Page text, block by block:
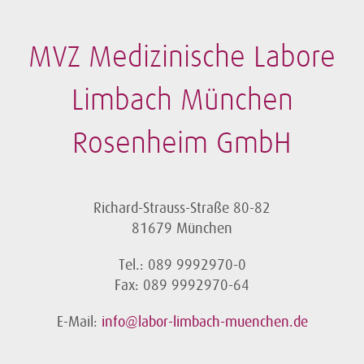
MVZ Medizinische Labore
Limbach München
Rosenheim GmbH
Richard-Strauss-Straße 80-82
81679 München
Tel.: 089 9992970-0
Fax: 089 9992970-64
E-Mail: info@labor-limbach-muenchen.de